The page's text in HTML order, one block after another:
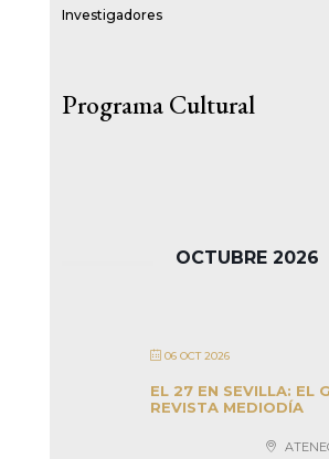
Investigadores
Programa Cultural
OCTUBRE 2026
06 OCT 2026
EL 27 EN SEVILLA: EL
REVISTA MEDIODÍA